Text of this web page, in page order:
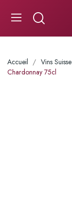
Accueil Vins Suisse
Chardonnay 75cl